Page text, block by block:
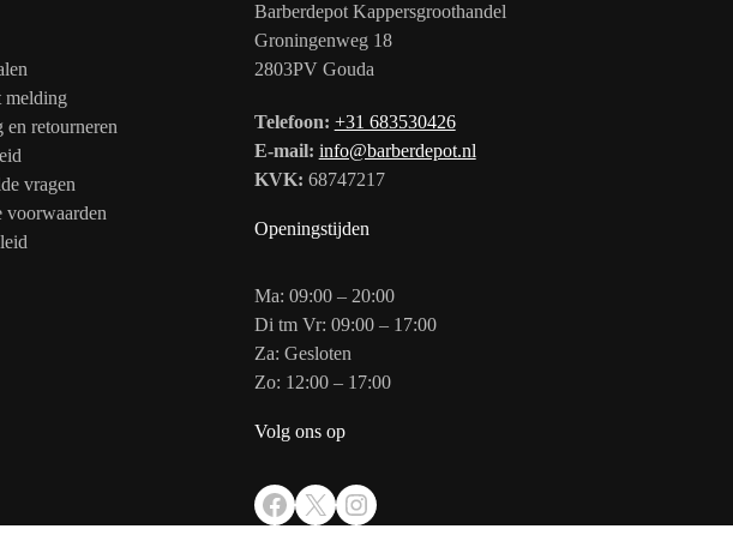
melding
en retourneren
vragen
voorwaarden
Barberdepot Kappersgroothandel
Groningenweg 18
2803PV Gouda
Telefoon: +31 683530426
E-mail: info@barberdepot.nl
KVK: 68747217
Openingstijden
Ma: 09:00 – 20:00
Di tm Vr: 09:00 – 17:00
Za: Gesloten
Zo: 12:00 – 17:00
Volg ons op